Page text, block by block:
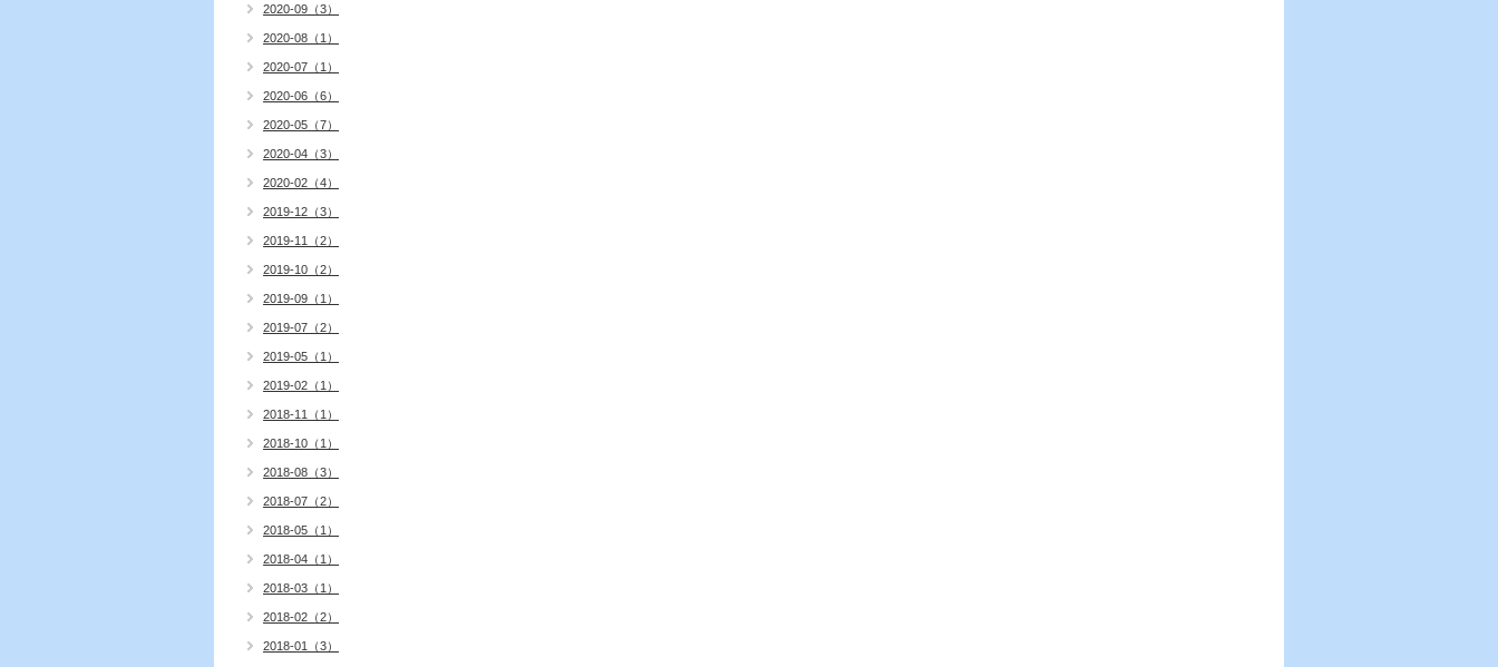
2020-09（3）
2020-08（1）
2020-07（1）
2020-06（6）
2020-05（7）
2020-04（3）
2020-02（4）
2019-12（3）
2019-11（2）
2019-10（2）
2019-09（1）
2019-07（2）
2019-05（1）
2019-02（1）
2018-11（1）
2018-10（1）
2018-08（3）
2018-07（2）
2018-05（1）
2018-04（1）
2018-03（1）
2018-02（2）
2018-01（3）